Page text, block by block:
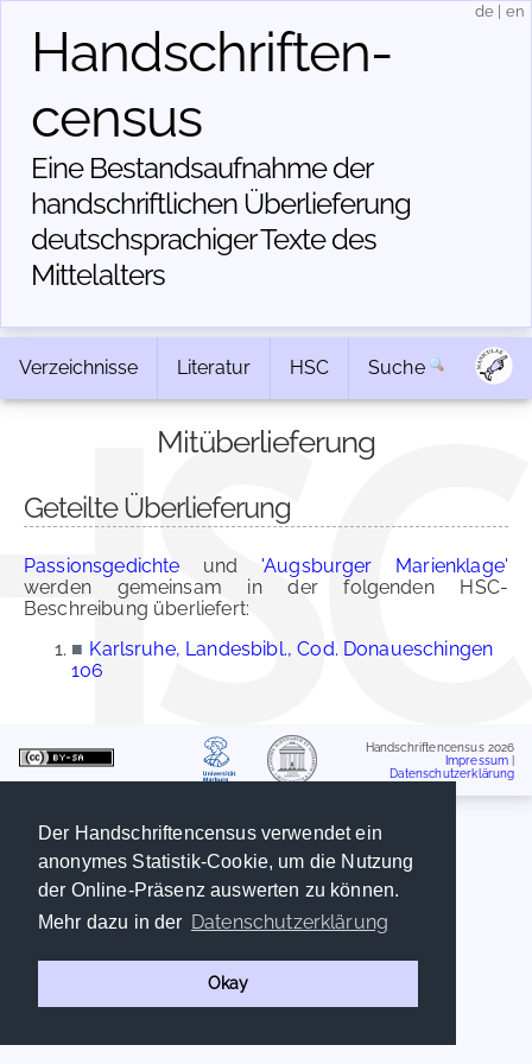
Der Handschriftencensus verwendet ein
anonymes Statistik-Cookie, um die Nutzung
der Online-Präsenz auswerten zu können.
Mehr dazu in der Datenschutzerklärung
Okay
Handschriften­
census
Eine Bestandsaufnahme der
handschriftlichen Über­lieferung
deutschsprachiger Texte des
Mittelalters
de en
Verzeichnisse Literatur HSC Suche
Mitüberlieferung
Geteilte Überlieferung
Passionsgedichte und 'Augsburger Marienklage'
werden gemeinsam in der folgenden HSC-
Beschreibung überliefert:
■ Karlsruhe, Landesbibl., Cod. Donaueschingen
106
Handschriftencensus 2026
Impressum
Datenschutzerklärung